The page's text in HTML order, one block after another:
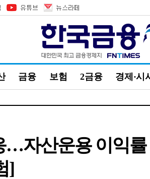
금융 보험 2금융 경제·시
…자산운용 이익률
]